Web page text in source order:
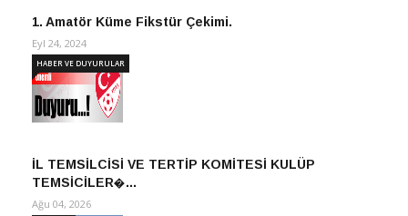
1. Amatör Küme Fikstür Çekimi.
Eyl 24, 2024
İL TEMSİLCİSİ VE TERTİP KOMİTESİ KULÜP
TEMSİCİLER�…
HABER VE DUYURULAR
Ağu 04, 2026